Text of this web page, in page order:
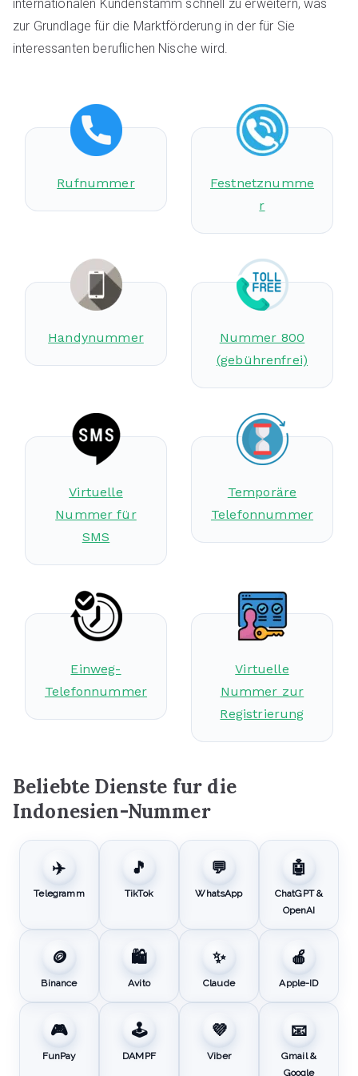
internationalen Kundenstamm schnell zu erweitern, was
zur Grundlage für die Marktförderung in der für Sie
interessanten beruflichen Nische wird.
Rufnummer
Festnetznumme
r
Handynummer
Nummer 800
(gebührenfrei)
Virtuelle
Nummer für
SMS
Temporäre
Telefonnummer
Einweg-
Telefonnummer
Virtuelle
Nummer zur
Registrierung
Beliebte Dienste fur die
Indonesien-Nummer
✈️
Telegramm
🎵
TikTok
💬
WhatsApp
🤖
ChatGPT &
OpenAI
🪙
Binance
🛍️
Avito
✨
Claude
🍎
Apple-ID
🎮
FunPay
🕹️
DAMPF
💜
Viber
📧
Gmail &
Google